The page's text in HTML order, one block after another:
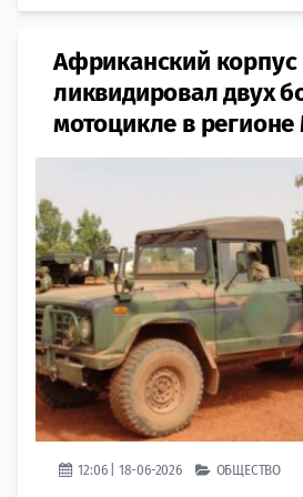
Африканский корпус
ликвидировал двух
мотоцикле в
12:06 | 18-06-2026 ОБЩЕСТВО